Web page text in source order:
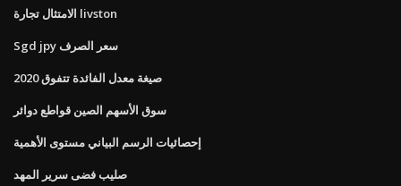
الامتثال تجارة livston
Sgd jpy سعر الصرف
صيغة معدل الفائدة تتفوق 2020
سوق الأسهم الصين قواطع دوائر
إحصائيات الرسم البياني مستوى الأهمية
صليب فضى سرير المهد